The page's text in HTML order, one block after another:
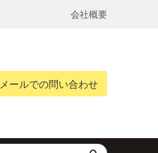
会社概要
メールでの問い合わせ